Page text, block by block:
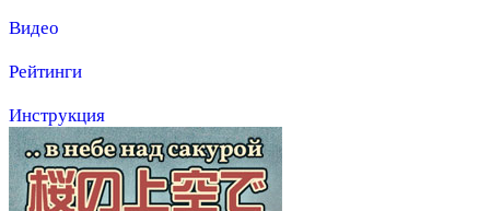
Видео
Рейтинги
Инструкция